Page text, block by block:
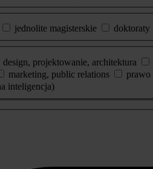
jednolite magisterskie doktoraty
design, projektowanie, architektura
marketing, public relations prawo
inteligencja)